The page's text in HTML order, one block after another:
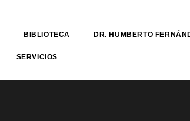
BIBLIOTECA DR. HUMBERTO
SERVICIOS